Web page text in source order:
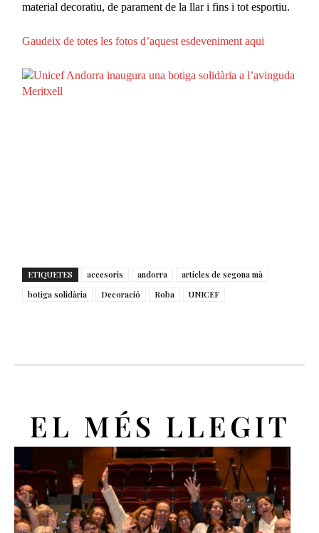
material decoratiu, de parament de la llar i fins i tot esportiu.
Gaudeix de totes les fotos d’aquest esdeveniment aqui
ETIQUETES accesoris andorra
articles de segona mà
botiga solidària
Decoració Roba UNICEF
EL MÉS LLEGIT